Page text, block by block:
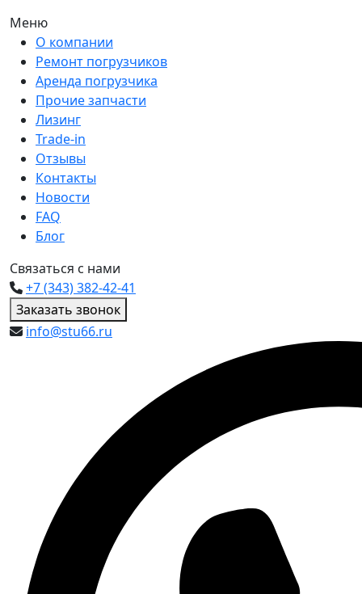
Меню
О компании
Ремонт погрузчиков
Аренда погрузчика
Прочие запчасти
Лизинг
Trade-in
Отзывы
Контакты
Новости
FAQ
Блог
Связаться с нами
+7 (343) 382-42-41
Заказать звонок
info@stu66.ru